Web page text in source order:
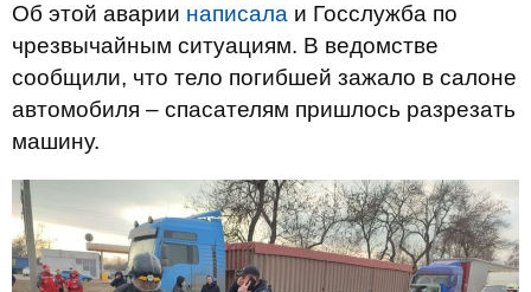
Об этой аварии написала и Госслужба по
чрезвычайным ситуациям. В ведомстве
сообщили, что тело погибшей зажало в салоне
автомобиля – спасателям пришлось разрезать
машину.